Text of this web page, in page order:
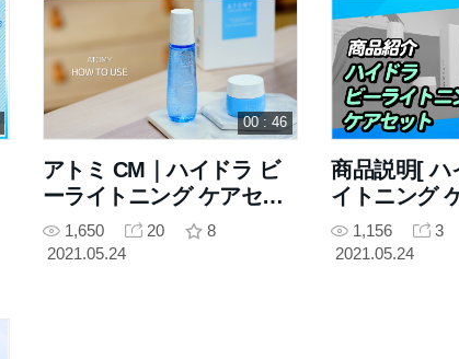
00 : 46
アトミ CM｜ハイドラ ビ
ーライトニング ケアセッ
ト｜使用方法
1,650 20
8
2021.05.24
商品説明[ ハ
イトニング
細川純代
1,156 3
2021.05.24